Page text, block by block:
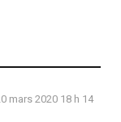
mars 2020 18 h 14